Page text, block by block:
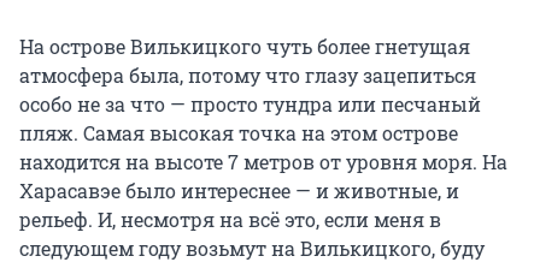
На острове Вилькицкого чуть более гнетущая
атмосфера была, потому что глазу зацепиться
особо не за что — просто тундра или песчаный
пляж. Самая высокая точка на этом острове
находится на высоте 7 метров от уровня моря. На
Харасавэе было интереснее — и животные, и
рельеф. И, несмотря на всё это, если меня в
следующем году возьмут на Вилькицкого, буду